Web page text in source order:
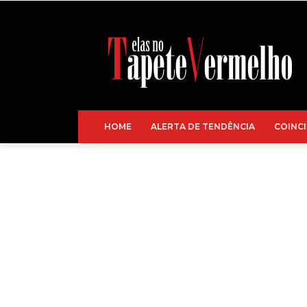
HOME ALERTA DE TENDÊNCIA